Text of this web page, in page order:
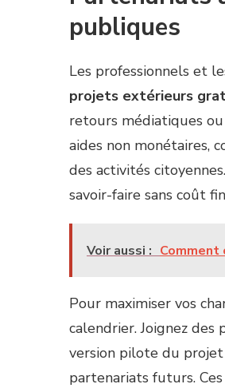
publiques
Les professionnels et
projets extérieurs
retours médiatiques
aides non monétaires,
des activités
savoir-faire sans coût
Voir aussi : Comment
Pour maximiser vos
calendrier. Joignez des
version pilote du
partenariats futurs.